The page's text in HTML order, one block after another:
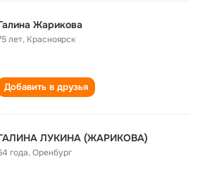
Жарикова
лет, Красноярск
Добавить в друзья
ЛУКИНА (ЖАРИКОВА)
года,Оренбург